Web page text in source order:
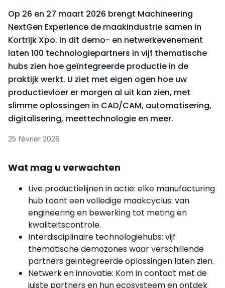
Op 26 en 27 maart 2026 brengt Machineering
NextGen Experience de maakindustrie samen in
Kortrijk Xpo. In dit demo- en netwerkevenement
laten 100 technologiepartners in vijf thematische
hubs zien hoe geïntegreerde productie in de
praktijk werkt. U ziet met eigen ogen hoe uw
productievloer er morgen al uit kan zien, met
slimme oplossingen in CAD/CAM, automatisering,
digitalisering, meettechnologie en meer.
25 février 2026
Wat mag u verwachten
Live productielijnen in actie: elke manufacturing
hub toont een volledige maakcyclus: van
engineering en bewerking tot meting en
kwaliteitscontrole.
Interdisciplinaire technologiehubs: vijf
thematische demozones waar verschillende
partners geïntegreerde oplossingen laten zien.
Netwerk en innovatie: Kom in contact met de
juiste partners en hun ecosysteem en ontdek